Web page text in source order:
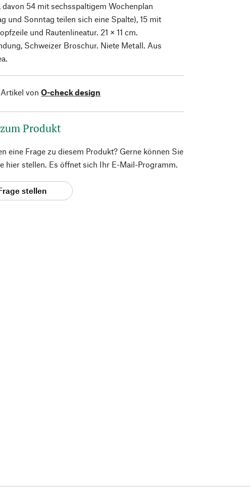
davon 54 mit sechsspaltigem Wochenplan
und Sonntag teilen sich eine Spalte), 15 mit
und Rautenlineatur. 21 × 11 cm.
Schweizer Broschur. Niete Metall. Aus
von O-check design
Produkt
eine Frage zu diesem Produkt? Gerne können Sie
hier stellen. Es öffnet sich Ihr E-Mail-Programm.
stellen